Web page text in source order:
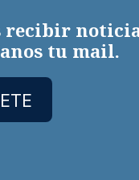
recibir
tu mail.